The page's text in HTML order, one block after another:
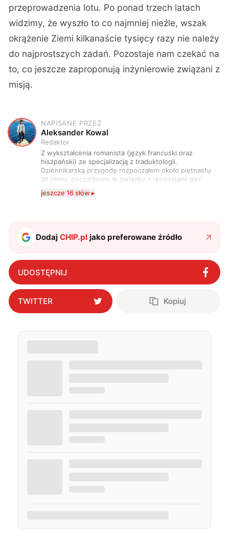
przeprowadzenia lotu. Po ponad trzech latach
widzimy, że wyszło to co najmniej nieźle, wszak
okrążenie Ziemi kilkanaście tysięcy razy nie należy
do najprostszych zadań. Pozostaje nam czekać na
to, co jeszcze zaproponują inżynierowie związani z
misją.
A
NAPISANE PRZEZ
Aleksander Kowal
Redaktor
Z wykształcenia romanista (język francuski oraz
hiszpański) ze specjalizacją z traduktologii.
Dziennikarską przygodę rozpocząłem około piętnastu
lat temu, początkowo w związku z recenzjami gier
komputerowych i filmów. Obecnie publikuję
zdecydowanie częściej na tematy związane z nauką
także uprawiać oraz oglądać sport.
jeszcze 16 słów ▸
DodajCHIP.pl jako preferowane źródło
UDOSTĘPNIJ
TWITTER Kopiuj